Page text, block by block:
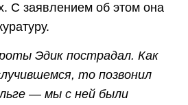
С заявлением об этом она
Эдик пострадал. Как
то позвонил
— мы с ней были